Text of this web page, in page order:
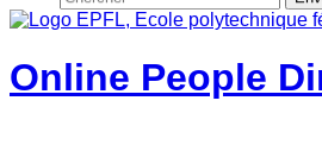
Online People